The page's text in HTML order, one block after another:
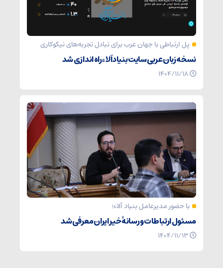
پل ارتباطی با جهان عرب برای تبادل تجربه‌های نیکوکاری
نسخه زبان عربی سایت بنیاد آلاء راه اندازی شد
با حضور مدیرعامل بنیاد آلاء؛
مسئول ارتباطات و رسانۀ خیر ایران معرفی شد